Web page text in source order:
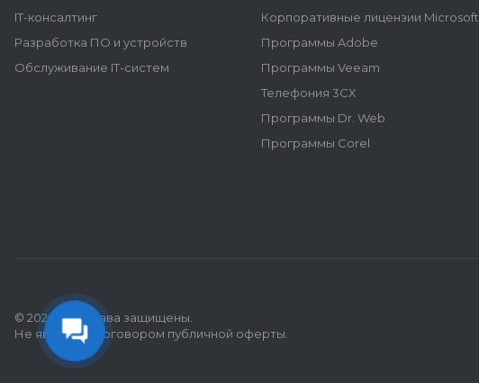
IT-консалтинг
Разработка ПО и устройств
Обслуживание IT-систем
Корпоративные лицензии Microsoft
Программы Adobe
Программы Veeam
Телефония 3CX
Программы Dr. Web
Программы Corel
© 2026 Все права защищены.
Не является договором публичной оферты.